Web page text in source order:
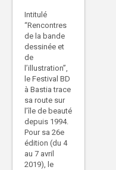
Intitulé
“Rencontres
de la bande
dessinée et
de
l’illustration”,
le Festival BD
à Bastia trace
sa route sur
l’île de beauté
depuis 1994.
Pour sa 26e
édition (du 4
au 7 avril
2019), le